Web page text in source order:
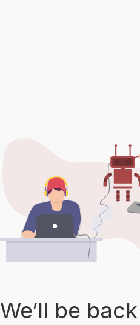
We’ll be